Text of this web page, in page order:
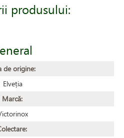
produsului:
de origine:
Elveția
Marcă: